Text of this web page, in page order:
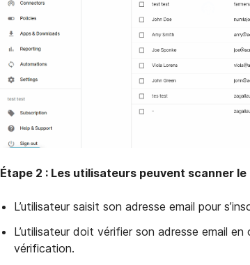
Étape 2 : Les utilisateurs peuvent scanner le
L’utilisateur saisit son adresse email pour
L’utilisateur doit vérifier son adresse email
vérification.